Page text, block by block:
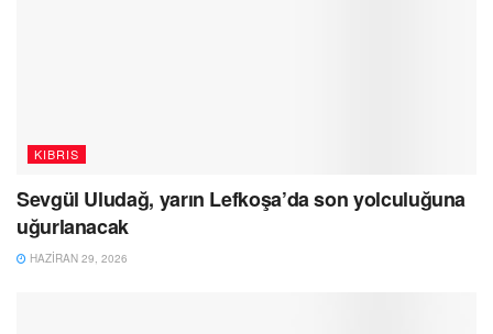
KIBRIS
Sevgül Uludağ, yarın Lefkoşa’da son yolculuğuna
uğurlanacak
HAZIRAN 29, 2026